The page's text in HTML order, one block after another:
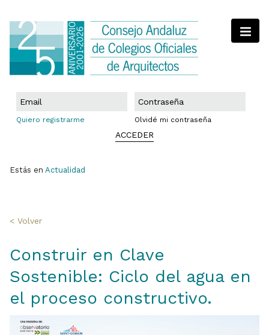
Quiero registrarme Olvidé mi contraseña
ACCEDER
Estás en Actualidad
< Volver
Construir en Clave
Sostenible: Ciclo del agua en
el proceso constructivo.